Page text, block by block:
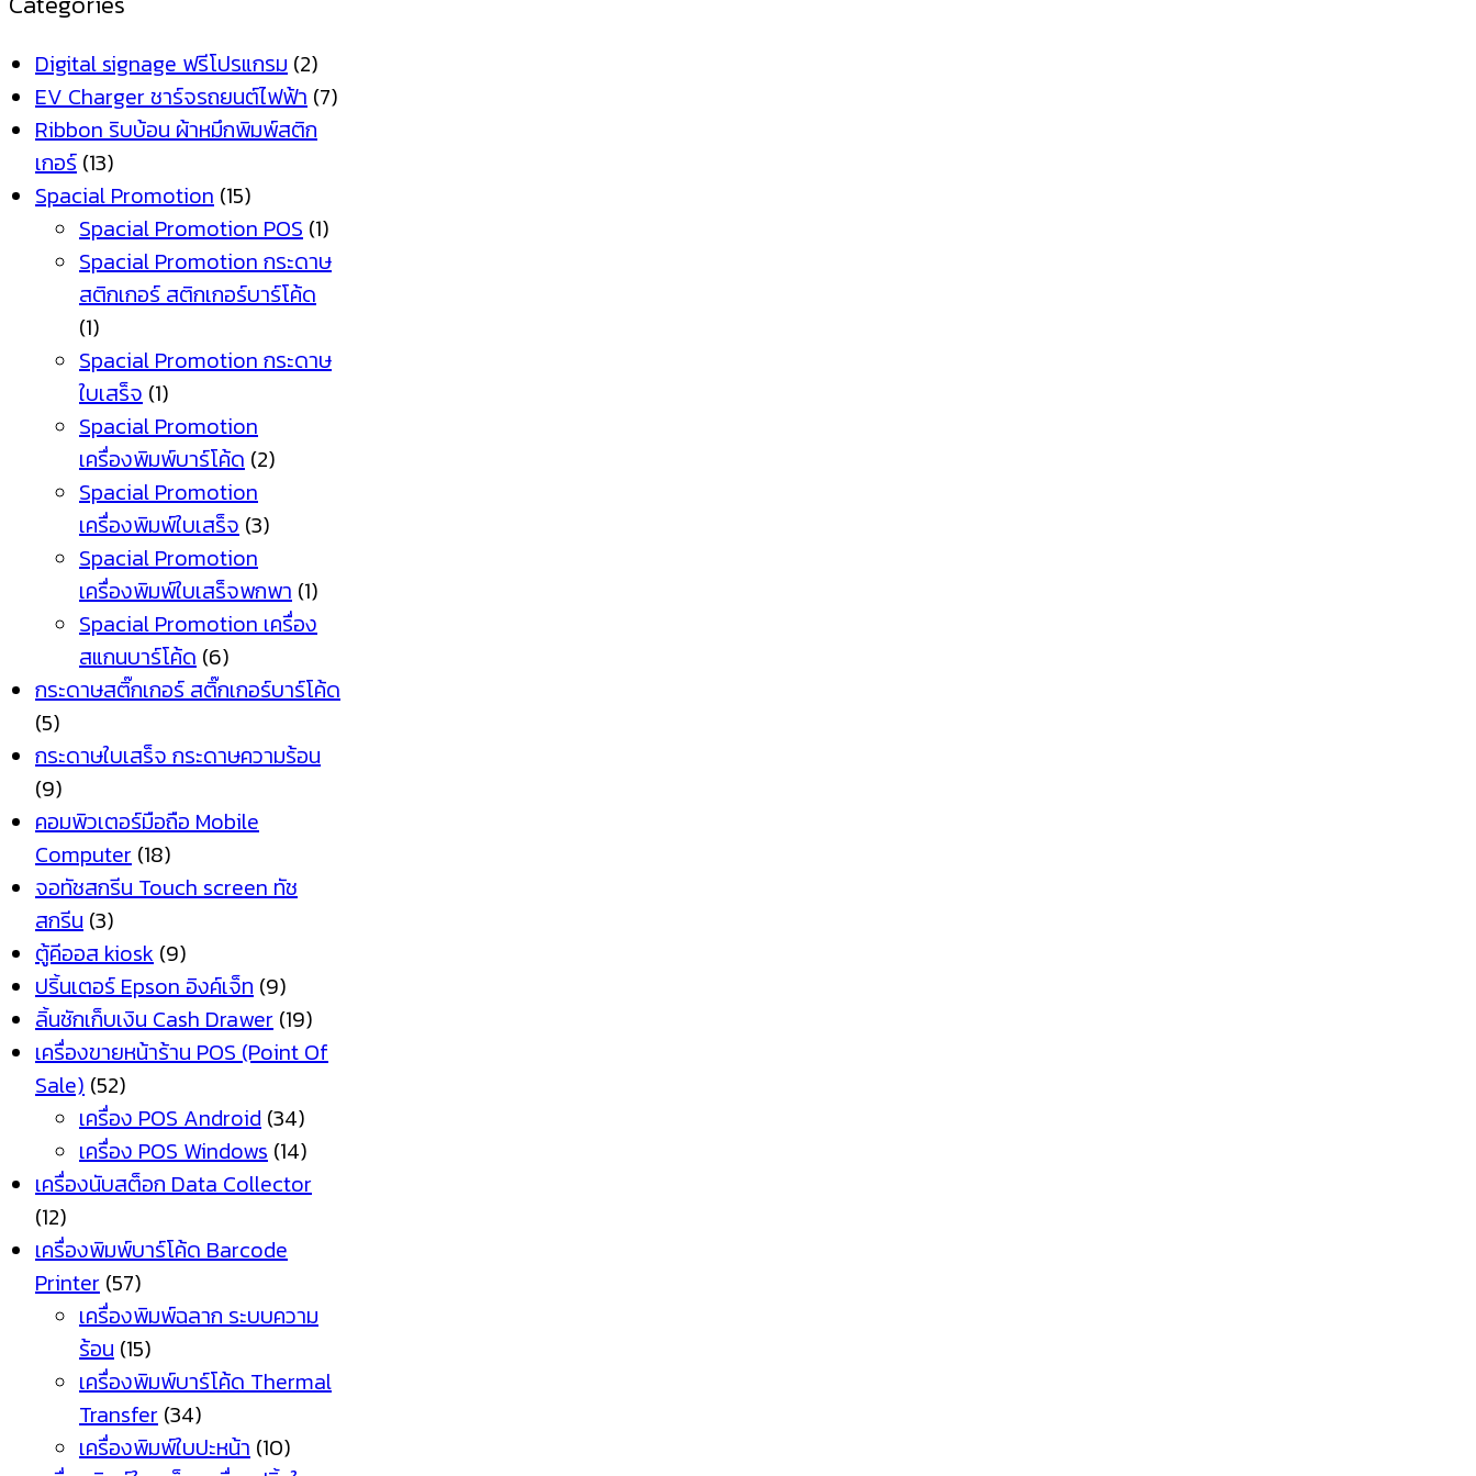
Digital signage ฟรีโปรแกรม (2)
EV Charger ชาร์จรถยนต์ไฟฟ้า (7)
Ribbon ริบบ้อน ผ้าหมึกพิมพ์สติก
เกอร์ (13)
Spacial Promotion (15)
Spacial Promotion POS (1)
Spacial Promotion กระดาษ
สติกเกอร์ สติกเกอร์บาร์โค้ด
(1)
Spacial Promotion กระดาษ
ใบเสร็จ (1)
Spacial Promotion
เครื่องพิมพ์บาร์โค้ด (2)
Spacial Promotion
เครื่องพิมพ์ใบเสร็จ (3)
Spacial Promotion
เครื่องพิมพ์ใบเสร็จพกพา (1)
Spacial Promotion เครื่อง
สแกนบาร์โค้ด (6)
กระดาษสติ๊กเกอร์ สติ๊กเกอร์บาร์โค้ด
(5)
กระดาษใบเสร็จ กระดาษความร้อน
(9)
คอมพิวเตอร์มือถือ Mobile
Computer (18)
จอทัชสกรีน Touch screen ทัช
สกรีน (3)
ตู้คีออส kiosk (9)
ปริ้นเตอร์ Epson อิงค์เจ็ท (9)
ลิ้นชักเก็บเงิน Cash Drawer (19)
เครื่องขายหน้าร้าน POS (Point Of
Sale) (52)
เครื่อง POS Android (34)
เครื่อง POS Windows (14)
เครื่องนับสต็อก Data Collector
(12)
เครื่องพิมพ์บาร์โค้ด Barcode
Printer (57)
เครื่องพิมพ์ฉลาก ระบบความ
ร้อน (15)
เครื่องพิมพ์บาร์โค้ด Thermal
Transfer (34)
เครื่องพิมพ์ใบปะหน้า (10)